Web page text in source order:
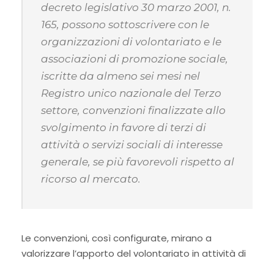
decreto legislativo 30 marzo 2001, n.
165, possono sottoscrivere con le
organizzazioni di volontariato e le
associazioni di promozione sociale,
iscritte da almeno sei mesi nel
Registro unico nazionale del Terzo
settore, convenzioni finalizzate allo
svolgimento in favore di terzi di
attività o servizi sociali di interesse
generale, se più favorevoli rispetto al
ricorso al mercato.
Le convenzioni, così configurate, mirano a
valorizzare l’apporto del volontariato in attività di